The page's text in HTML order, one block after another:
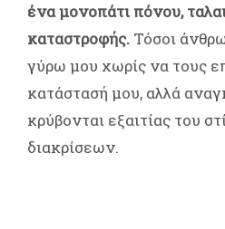
ένα μονοπάτι πόνου,
καταστροφής. Τόσοι
γύρω μου χωρίς να τους
κατάστασή μου, αλλά
κρύβονται εξαιτίας του
διακρίσεων.